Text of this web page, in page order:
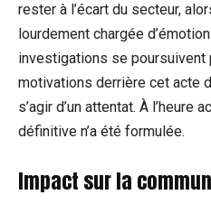
rester à l’écart du secteur,
lourdement chargée
investigations se poursuivent
motivations derrière cet acte
s’agir d’un attentat. À l’heure
définitive n’a été formulée.
Impact sur la